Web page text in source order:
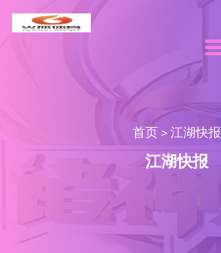
首页 > 江湖快报
江湖快报